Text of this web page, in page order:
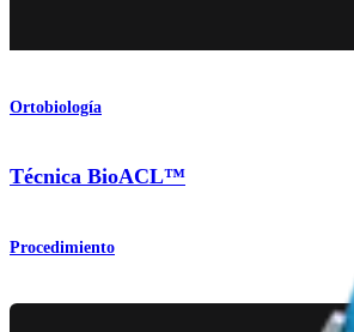
Ortobiología
Técnica BioACL™
Procedimiento